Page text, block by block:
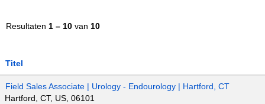
Resultaten 1 – 10 van 10
Titel
Field Sales Associate | Urology - Endourology | Hartford, CT
Hartford, CT, US, 06101